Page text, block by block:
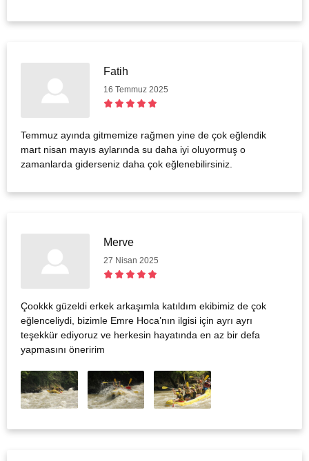
Fatih
16 Temmuz 2025
Temmuz ayında gitmemize rağmen yine de çok eğlendik
mart nisan mayıs aylarında su daha iyi oluyormuş o
zamanlarda giderseniz daha çok eğlenebilirsiniz.
Merve
27 Nisan 2025
Çookkk güzeldi erkek arkaşımla katıldım ekibimiz de çok
eğlenceliydi, bizimle Emre Hoca’nın ilgisi için ayrı ayrı
teşekkür ediyoruz ve herkesin hayatında en az bir defa
yapmasını öneririm